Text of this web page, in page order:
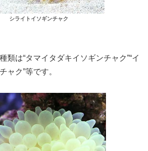
シライトイソギンチャク
類は“タマイタダキイソギンチャク”“イ
ャク”等です。